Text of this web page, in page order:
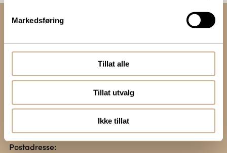
Markedsføring
Tillat alle
Tillat utvalg
Ikke tillat
+47 67 51 86 00
ortomedic@ortomedic.no
Vollsveien 13 E
Postadresse: